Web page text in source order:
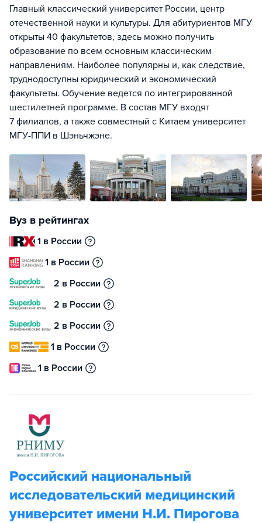
Главный классический университет России, центр
отечественной науки и культуры. Для абитуриентов МГУ
открыты 40 факультетов, здесь можно получить
образование по всем основным классическим
направлениям. Наиболее популярны и, как следствие,
труднодоступны юридический и экономический
факультеты. Обучение ведется по интегрированной
шестилетней программе. В состав МГУ входят
7 филиалов, а также совместный с Китаем университет
МГУ-ППИ в Шэньчжэне.
Вуз в рейтингах
1 в России
1 в России
2 в России
2 в России
2 в России
1 в России
1 в России
Российский национальный
исследовательский медицинский
университет имени Н.И. Пирогова